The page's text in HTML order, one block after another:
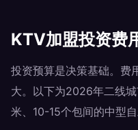
KTV加盟投资费
投资预算是决策基础。费
大。以下为2026年二线
米、10-15个包间的中型自